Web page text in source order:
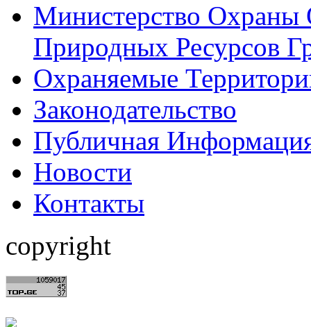
Министерство
Природных Ресурсов
Охраняемые
Законодательство
Публичная
Hовости
Контакты
copyright